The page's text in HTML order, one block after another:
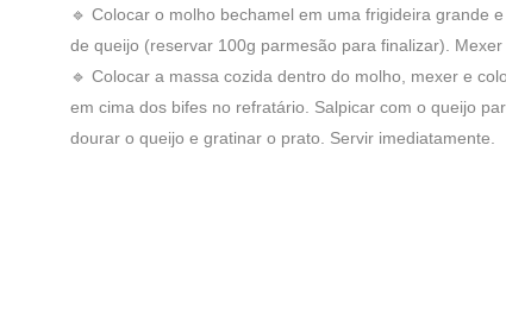
🔹 Colocar o molho bechamel em uma frigideira grande
de queijo (reservar 100g parmesão para finalizar).
🔹 Colocar a massa cozida dentro do molho, mexer e
em cima dos bifes no refratário. Salpicar com o queijo
dourar o queijo e gratinar o prato. Servir imediatamente.